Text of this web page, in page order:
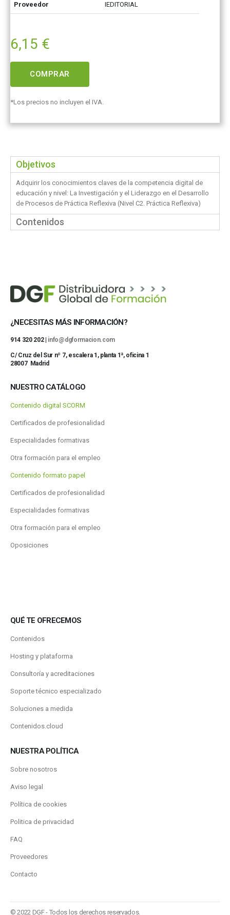
Proveedor IEDITORIAL
6,15 €
COMPRAR
*Los precios no incluyen el IVA.
Objetivos
Adquirir los conocimientos claves de la competencia digital de
educación y nivel: La Investigación y el Liderazgo en el Desarrollo
de Procesos de Práctica Reflexiva (Nivel C2. Práctica Reflexiva)
Contenidos
¿NECESITAS MÁS INFORMACIÓN?
914 320 202 | info@dgformacion.com
C/ Cruz del Sur nº 7, escalera 1, planta 1ª, oficina 1
28007 Madrid
NUESTRO CATÁLOGO
Contenido digital SCORM
Certificados de profesionalidad
Especialidades formativas
Otra formación para el empleo
Contenido formato papel
Certificados de profesionalidad
Especialidades formativas
Otra formación para el empleo
Oposiciones
QUÉ TE OFRECEMOS
Contenidos
Hosting y plataforma
Consultoría y acreditaciones
Soporte técnico especializado
Soluciones a medida
Contenidos.cloud
NUESTRA POLÍTICA
Sobre nosotros
Aviso legal
Política de cookies
Politica de privacidad
FAQ
Proveedores
Contacto
© 2022 DGF - Todos los derechos reservados.